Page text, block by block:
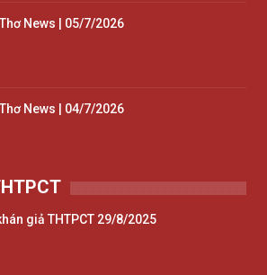
News | 05/7/2026
News | 04/7/2026
giả THTPCT 29/8/2025